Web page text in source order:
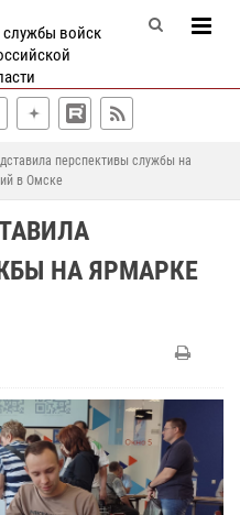
войск
перспективы службы на
в Омске
НА ЯРМАРКЕ